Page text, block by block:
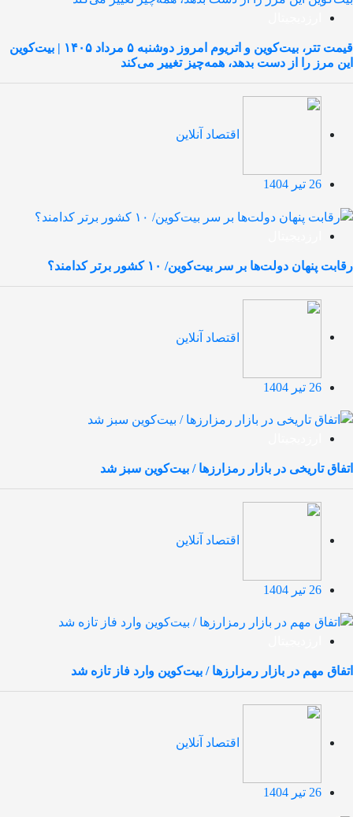
قیمت تتر، بیت‌کوین و اتریوم امروز دوشنبه ۵ مرداد ۱۴۰۵ | بیت‌کوین
این مرز را از دست بدهد، همه‌چیز تغییر می‌کند
اقتصاد آنلاین
26 تیر 1404
رقابت پنهان دولت‌ها بر سر بیت‌کوین/ ۱۰ کشور برتر کدامند؟
اقتصاد آنلاین
26 تیر 1404
اتفاق تاریخی در بازار رمزارزها / بیت‌کوین سبز شد
اقتصاد آنلاین
26 تیر 1404
اتفاق مهم در بازار رمزارزها / بیت‌کوین وارد فاز تازه شد
اقتصاد آنلاین
26 تیر 1404